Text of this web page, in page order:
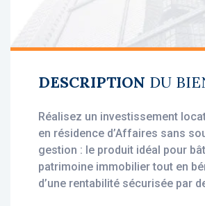
DESCRIPTION DU
Réalisez un investissement
en résidence d’Affaires sans
gestion : le produit idéal pour
patrimoine immobilier tout en
d’une rentabilité sécurisée par